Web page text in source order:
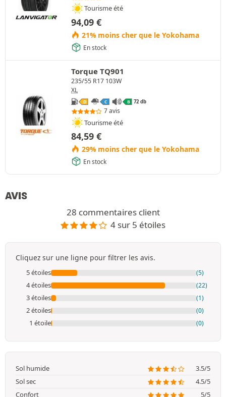
Tourisme été
94,09 €
21% moins cher que le Yokohama
En stock
Torque TQ901
235/55 R17 103W
XL
D C B 72 db
7 avis
Tourisme été
84,59 €
29% moins cher que le Yokohama
En stock
AVIS
28 commentaires client
4 sur 5 étoiles
Cliquez sur une ligne pour filtrer les avis.
5 étoiles (5)
4 étoiles (22)
3 étoiles (1)
2 étoiles (0)
1 étoile (0)
Sol humide
3.5/5
Sol sec
4.5/5
Confort
5/5